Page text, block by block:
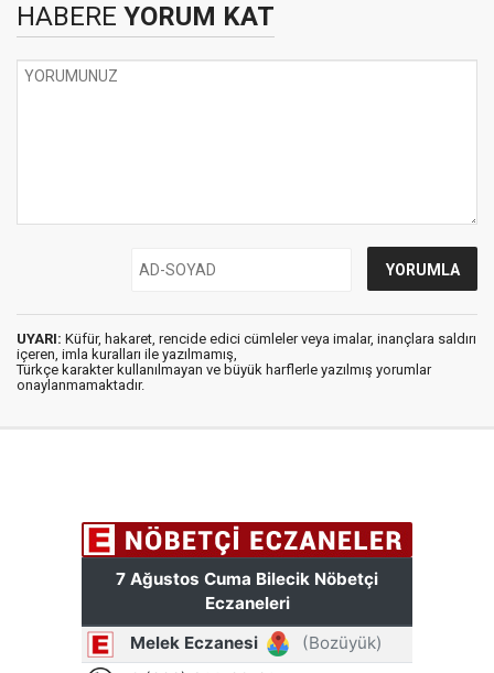
HABERE YORUM KAT
UYARI: Küfür, hakaret, rencide edici cümleler veya imalar, inançlara saldırı
içeren, imla kuralları ile yazılmamış,
Türkçe karakter kullanılmayan ve büyük harflerle yazılmış yorumlar
onaylanmamaktadır.